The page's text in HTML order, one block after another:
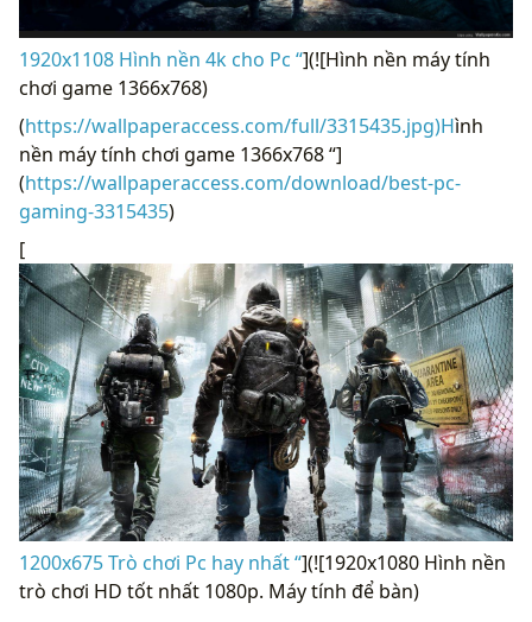
1920x1108 Hình nền 4k cho Pc “](![Hình nền máy tính
chơi game 1366x768)
(https://wallpaperaccess.com/full/3315435.jpg)Hình
nền máy tính chơi game 1366x768 “]
(https://wallpaperaccess.com/download/best-pc-
gaming-3315435)
[
1200x675 Trò chơi Pc hay nhất “](![1920x1080 Hình nền
trò chơi HD tốt nhất 1080p. Máy tính để bàn)